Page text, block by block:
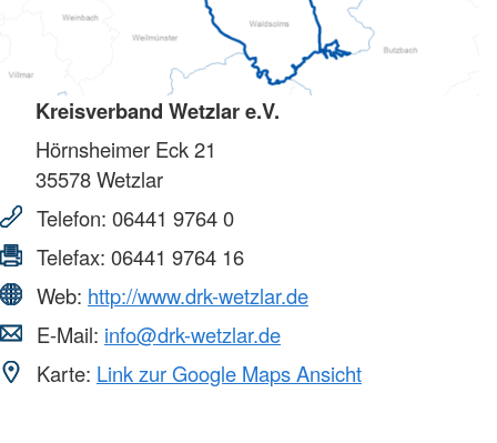
Kreisverband Wetzlar e.V.
Hörnsheimer Eck 21
35578Wetzlar
Telefon: 06441 9764 0
Telefax: 06441 9764 16
Web: http://www.drk-wetzlar.de
E-Mail: info@drk-wetzlar.de
Karte: Link zur Google Maps Ansicht